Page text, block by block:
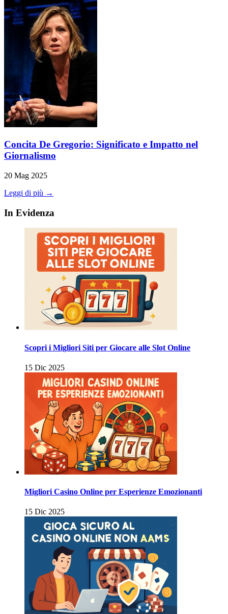
Concita De Gregorio: Significato e Impatto nel
Giornalismo
20 Mag 2025
Leggi di più →
In Evidenza
Scopri i Migliori Siti per Giocare alle Slot Online
15 Dic 2025
Migliori Casino Online per Esperienze Emozionanti
15 Dic 2025